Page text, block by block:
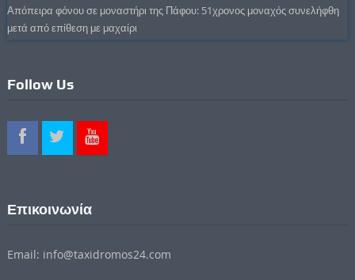
Απόπειρα φόνου σε μοναστήρι της Πάφου: 51χρονος μοναχός συνελήφθη
μετά από επίθεση με μαχαίρι
Follow Us
Επικοινωνία
Email: info@taxidromos24.com